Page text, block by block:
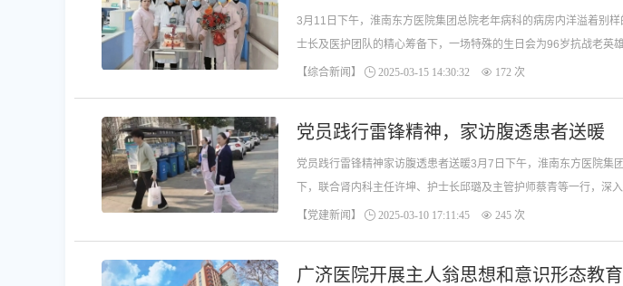
3月11日下午，淮南东方医院集团总院老年病科的病房内洋溢着别
士长及医护团队的精心筹备下，一场特殊的生日会为96岁抗战老英
【综合新闻】 2025-03-15 14:30:32 172 次
党员践行雷锋精神，家访腹透患者送暖
党员践行雷锋精神家访腹透患者送暖3月7日下午，淮南东方医院集
下，联合肾内科主任许坤、护士长邱璐及主管护师蔡青等一行，深
【党建新闻】 2025-03-10 17:11:45 245 次
广济医院开展主人翁思想和意识形态教